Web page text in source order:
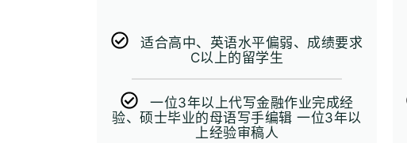
适合高中、英语水平偏弱、成绩要求
C以上的留学生
一位3年以上代写金融作业完成经
验、硕士毕业的母语写手编辑 一位3年以
上经验审稿人